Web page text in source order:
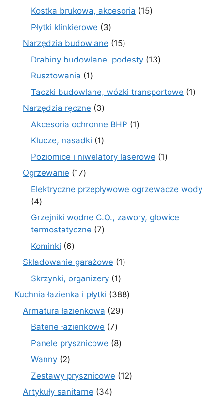
produktów
Kostka brukowa, akcesoria 1515
Płytki klinkierowe 33
produkty
Narzędzia budowlane 1515
produktów
Drabiny budowlane, podesty 1313
Rusztowania 11
produkt
Taczki budowlane, wózki transportowe 11
Narzędzia ręczne 33
produkty
Akcesoria ochronne BHP 11
Klucze, nasadki 11
produkt
Poziomice i niwelatory laserowe 11
Ogrzewanie 1717
produktów
Elektryczne przepływowe ogrzewacze wody
44
produkty
Grzejniki wodne C.O., zawory, głowice
termostatyczne 77
Kominki 66
produktów
Składowanie garażowe 11
Skrzynki, organizery 11
produkt
Kuchnia łazienka i płytki 388388
Armatura łazienkowa 2929
Baterie łazienkowe 77
produktów
Panele prysznicowe 88
Wanny 22
produkty
Zestawy prysznicowe 1212
Artykuły sanitarne 3434